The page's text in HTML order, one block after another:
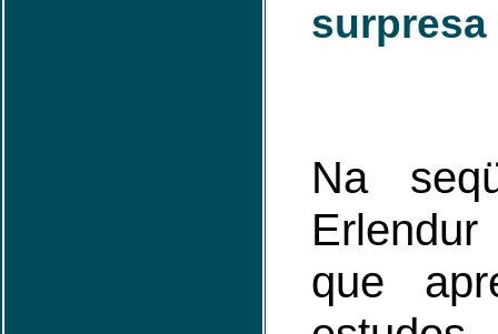
surpresa
Na
que